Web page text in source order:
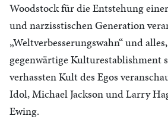
Woodstock für die Entstehung
und narzisstischen Generation
„Weltverbesserungswahn“ und
gegenwärtige Kulturestablishment
verhassten Kult des Egos
Idol, Michael Jackson und Larry
Ewing.